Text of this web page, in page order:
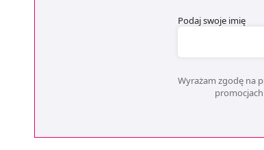
Podaj swoje imię
Wyrażam zgodę na